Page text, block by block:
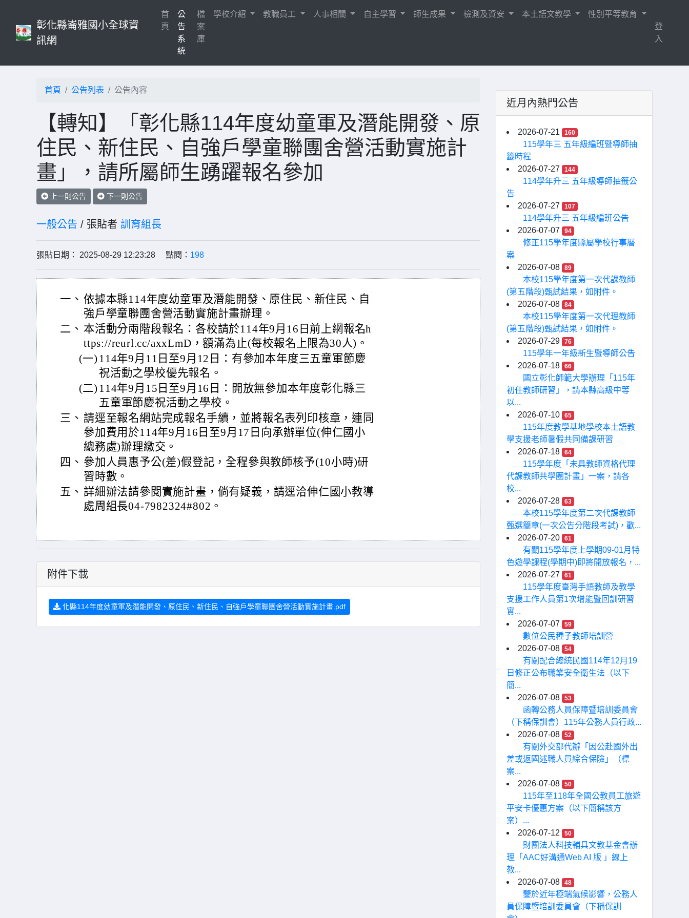
彰化縣崙雅國小全球資
訊網
首
頁 (current)
公
告
系
統
檔
案
庫
學校介紹 教職員工 人事相關 自主學習 師生成果 檢測及資安 本土語文教學
性別平等教育
登
入
首頁 公告列表 公告內容
【轉知】「彰化縣114年度幼童軍及潛能開發、原
住民、新住民、自強戶學童聯團舍營活動實施計
畫」，請所屬師生踴躍報名參加
上一則公告 下一則公告
一般公告 / 張貼者 訓育組長
張貼日期： 2025-08-29 12:23:28 點閱： 198
一、 依據本縣114年度幼童軍及潛能開發、原住民、新住民、自
強戶學童聯團舍營活動實施計畫辦理。
二、 本活動分兩階段報名：各校請於114年9月16日前上網報名h
ttps://reurl.cc/axxLmD，額滿為止(每校報名上限為30人)。
(一) 114年9月11日至9月12日：有參加本年度三五童軍節慶
祝活動之學校優先報名。
(二) 114年9月15日至9月16日：開放無參加本年度彰化縣三
五童軍節慶祝活動之學校。
三、 請逕至報名網站完成報名手續，並將報名表列印核章，連同
參加費用於114年9月16日至9月17日向承辦單位(伸仁國小
總務處)辦理繳交。
四、 參加人員惠予公(差)假登記，全程參與教師核予(10小時)研
習時數。
五、 詳細辦法請參閱實施計畫，倘有疑義，請逕洽伸仁國小教導
處周組長04-7982324#802。
附件下載
化縣114年度幼童軍及潛能開發、原住民、新住民、自強戶學童聯團舍營活動實施計畫.pdf
近月內熱門公告
2026-07-21 160
115學年三 五年級編班暨導師抽
籤時程
2026-07-27
144
114學年升三 五年級導師抽籤公
告
2026-07-27
107
114學年升三 五年級編班公告
2026-07-07
94
修正115學年度縣屬學校行事曆
案
2026-07-08
89
本校115學年度第一次代課教師
(第五階段)甄試結果，如附件。
2026-07-08
84
本校115學年度第一次代理教師
(第五階段)甄試結果，如附件。
2026-07-29
76
115學年一年級新生暨導師公告
2026-07-18
66
國立彰化師範大學辦理「115年
初任教師研習」，請本縣高級中等
以...
2026-07-10
65
115年度教學基地學校本土語教
學支援老師暑假共同備課研習
2026-07-18
64
115學年度「未具教師資格代理
代課教師共學圈計畫」一案，請各
校...
2026-07-28
63
本校115學年度第二次代課教師
甄選簡章(一次公告分階段考試)，歡...
2026-07-20
61
有關115學年度上學期09-01月特
色遊學課程(學期中)即將開放報名，...
2026-07-27
61
115學年度臺灣手語教師及教學
支援工作人員第1次增能暨回訓研習
實...
2026-07-07
59
數位公民種子教師培訓營
2026-07-08
54
有關配合總統民國114年12月19
日修正公布職業安全衛生法（以下
簡...
2026-07-08
53
函轉公務人員保障暨培訓委員會
（下稱保訓會）115年公務人員行政...
2026-07-08
52
有關外交部代辦「因公赴國外出
差或返國述職人員綜合保險」（標
案...
2026-07-08
50
115年至118年全國公教員工旅遊
平安卡優惠方案（以下簡稱該方
案）...
2026-07-12
50
財團法人科技輔具文教基金會辦
理「AAC好溝通Web AI 版 」線上
教...
2026-07-08
48
鑒於近年極端氣候影響，公務人
員保障暨培訓委員會（下稱保訓